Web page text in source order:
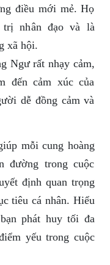
điều mới mẻ. Họ
nhân đạo và là
xã hội.
Ngư rất nhạy cảm,
đến cảm xúc của
dễ đồng cảm và
mỗi cung hoàng
đường trong cuộc
định quan trọng
tiêu cá nhân. Hiểu
phát huy tối đa
yếu trong cuộc